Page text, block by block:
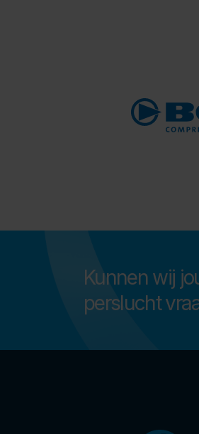
Kunnen wij
perslucht